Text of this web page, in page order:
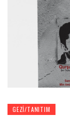
GEZI/TANITIM